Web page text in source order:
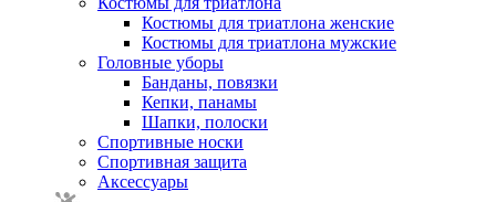
Костюмы для триатлона женские
Костюмы для триатлона мужские
Головные уборы
Банданы, повязки
Кепки, панамы
Шапки, полоски
Спортивные носки
Спортивная защита
Аксессуары